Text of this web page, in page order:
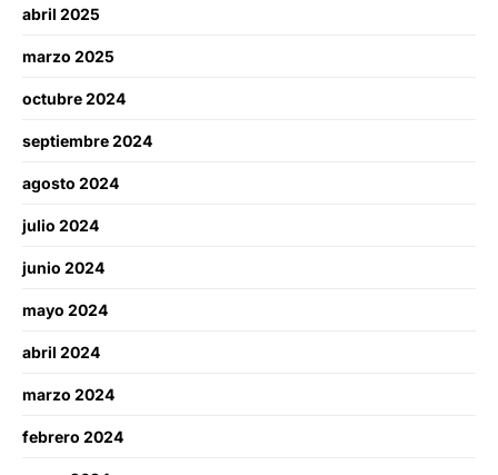
abril 2025
marzo 2025
octubre 2024
septiembre 2024
agosto 2024
julio 2024
junio 2024
mayo 2024
abril 2024
marzo 2024
febrero 2024